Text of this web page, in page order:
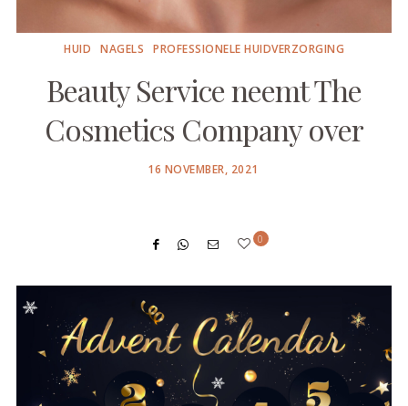
HUID NAGELS PROFESSIONELE HUIDVERZORGING
Beauty Service neemt The
Cosmetics Company over
POSTED
16 NOVEMBER, 2021
0